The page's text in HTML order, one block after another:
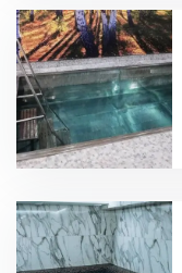
Развлечения
Бильярд
Кальян
Кухня
Мангал/ барбекю